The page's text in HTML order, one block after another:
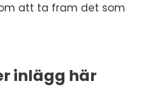
att ta fram det som
inlägg här